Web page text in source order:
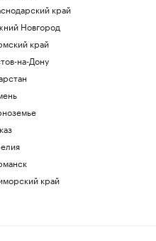
край
Новгород
край
на-Дону
край